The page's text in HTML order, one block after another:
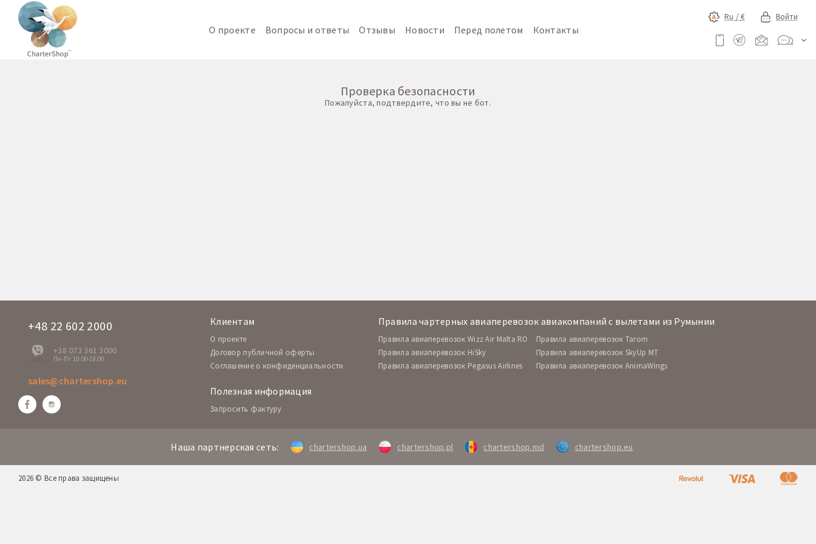
О проекте Вопросы и ответы Отзывы Новости Перед полетом Контакты
Ru /€ Войти
Проверка безопасности
Пожалуйста, подтвердите, что вы не бот.
+48 22 602 2000
+38 073 361 3000
Пн-Пт 10:00-18:00
sales@chartershop.eu
Клиентам
O проекте
Договор публичной оферты
Соглашение о конфиденциальности
Полезная информация
Запросить фактуру
Правила чартерных авиаперевозок авиакомпаний с вылетами из Румынии
Правила авиаперевозок Wizz Air Malta RO
Правила авиаперевозок HiSky
Правила авиаперевозок Pegasus Airlines
Правила авиаперевозок Tarom
Правила авиаперевозок SkyUp MT
Правила авиаперевозок AnimaWings
Наша партнерская сеть: chartershop.ua chartershop.pl chartershop.md chartershop.eu
2026 © Все права защищены